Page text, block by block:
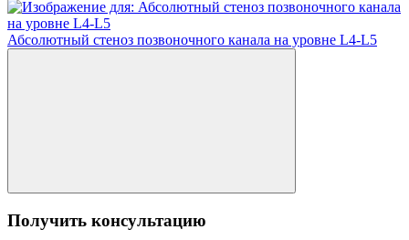
Абсолютный стеноз позвоночного канала на уровне L4-L5
Получить консультацию